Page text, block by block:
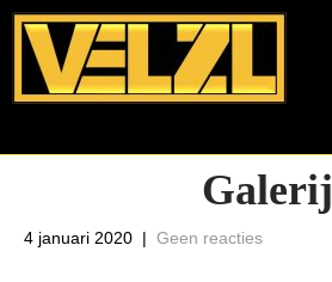
Galerij
4 januari 2020 | Geen reacties